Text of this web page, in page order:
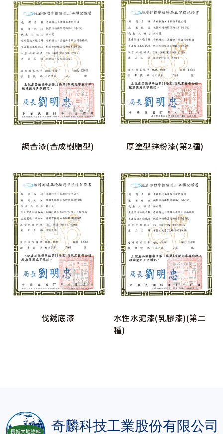
調合漆(合成樹脂型) 厚塗型鋅粉漆(第2種)
伐銹底漆
水性水泥漆(乳膠漆)(第二
種)